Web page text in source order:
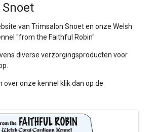
van Trimsalon Snoet en onze Welsh
"from the Faithful Robin"
diverse verzorgingsproducten voor
over onze kennel klik dan op de